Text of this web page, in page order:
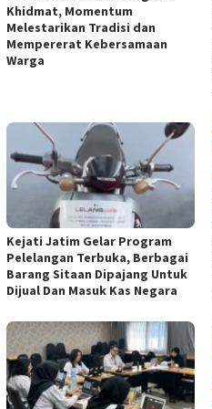
Khidmat, Momentum
Melestarikan Tradisi dan
Mempererat Kebersamaan
Warga
Kejati Jatim Gelar Program
Pelelangan Terbuka, Berbagai
Barang Sitaan Dipajang Untuk
Dijual Dan Masuk Kas Negara